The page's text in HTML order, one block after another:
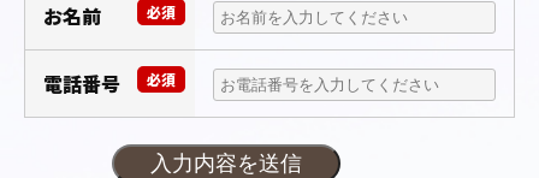
お名前 必須
電話番号 必須